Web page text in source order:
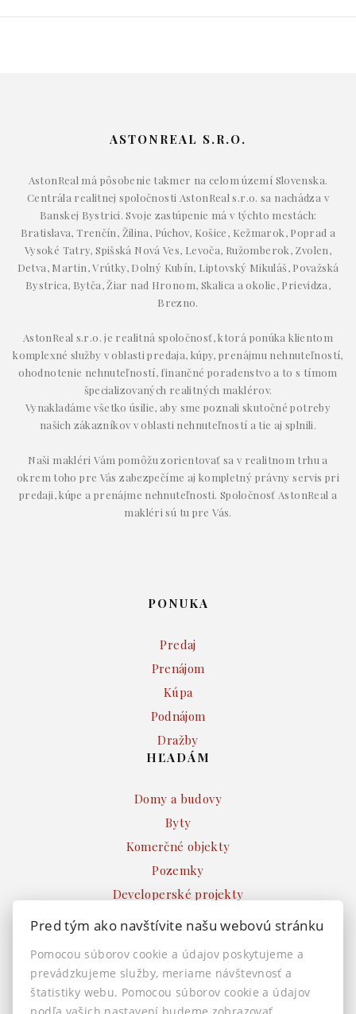
ASTONREAL S.R.O.
AstonReal má pôsobenie takmer na celom území Slovenska.
Centrála realitnej spoločnosti AstonReal s.r.o. sa nachádza v
Banskej Bystrici. Svoje zastúpenie má v týchto mestách:
Bratislava, Trenčín, Žilina, Púchov, Košice, Kežmarok, Poprad a
Vysoké Tatry, Spišská Nová Ves, Levoča, Ružomberok, Zvolen,
Detva, Martin, Vrútky, Dolný Kubín, Liptovský Mikuláš, Považská
Bystrica, Bytča, Žiar nad Hronom, Skalica a okolie, Prievidza,
Brezno.
AstonReal s.r.o. je realitná spoločnosť, ktorá ponúka klientom
komplexné služby v oblasti predaja, kúpy, prenájmu nehnuteľností,
ohodnotenie nehnuteľností, finančné poradenstvo a to s tímom
špecializovaných realitných maklérov.
Vynakladáme všetko úsilie, aby sme poznali skutočné potreby
našich zákazníkov v oblasti nehnuteľností a tie aj splnili.
Naši makléri Vám pomôžu zorientovať sa v realitnom trhu a
okrem toho pre Vás zabezpečíme aj kompletný právny servis pri
predaji, kúpe a prenájme nehnuteľnosti. Spoločnosť AstonReal a
makléri sú tu pre Vás.
PONUKA
Predaj
Prenájom
Kúpa
Podnájom
Dražby
HĽADÁM
Domy a budovy
Byty
Komerčné objekty
Pozemky
Developerské projekty
Ostatné
INFO
Makléri
Napíšte nám
Pred tým ako navštívite našu webovú stránku
Pomocou súborov cookie a údajov poskytujeme a
prevádzkujeme služby, meriame návštevnosť a
štatistiky webu. Pomocou súborov cookie a údajov